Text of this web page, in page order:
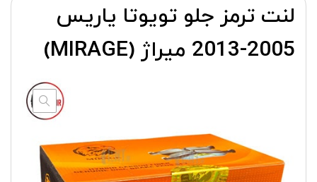
لنت ترمز جلو تویوتا یاریس
2005-2013 میراژ (MIRAGE)